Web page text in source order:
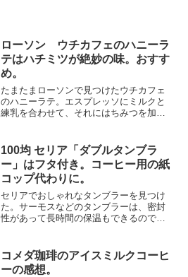
ローソン ウチカフェのハニーラ
テはハチミツが絶妙の味。おすす
め。
たまたまローソンで見つけたウチカフェ
のハニーラテ。エスプレッソにミルクと
練乳を合わせて、それにはちみつを加え
ちみつを前面に押し出したような味だ
が、甘ったるくてくどい感じ...
100均 セリア「ダブルタンブラ
ー」はフタ付き。コーヒー用の紙
コップ代わりに。
セリアでおしゃれなタンブラーを見つけ
た。サーモスなどのタンブラーは、密封
性があって長時間の保温もできるので外
いたり車で出かけるときに、紙コップ代
わりに使えないかと思って...
コメダ珈琲のアイスミルクコーヒ
ーの感想。